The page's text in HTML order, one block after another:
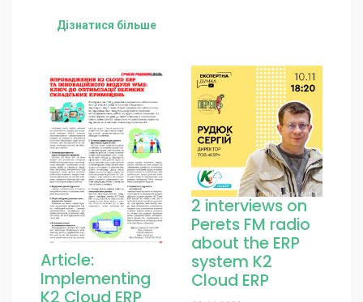
Дізнатися більше
Article:
Implementing
K2 Cloud ERP
2 interviews on
Perets FM radio
about the ERP
system K2
Cloud ERP